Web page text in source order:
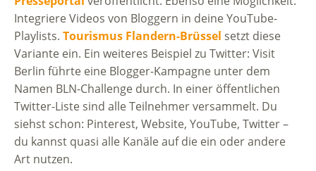
Integriere Videos von Bloggern in deine YouTube-
Playlists. Tourismus Flandern-Brüssel setzt diese
Variante ein. Ein weiteres Beispiel zu Twitter: Visit
Berlin führte eine Blogger-Kampagne unter dem
Namen BLN-Challenge durch. In einer öffentlichen
Twitter-Liste sind alle Teilnehmer versammelt. Du
siehst schon: Pinterest, Website, YouTube, Twitter –
du kannst quasi alle Kanäle auf die ein oder andere
Art nutzen.